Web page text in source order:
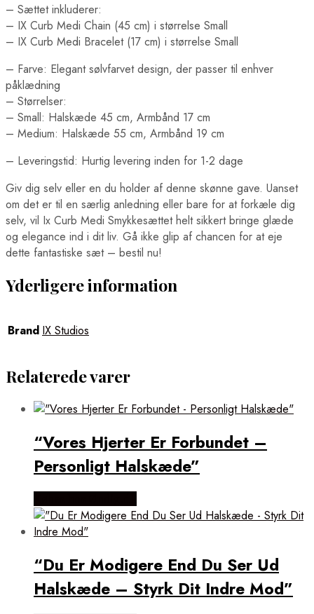
– Sættet inkluderer:
– IX Curb Medi Chain (45 cm) i størrelse Small
– IX Curb Medi Bracelet (17 cm) i størrelse Small
– Farve: Elegant sølvfarvet design, der passer til enhver
påklædning
– Størrelser:
– Small: Halskæde 45 cm, Armbånd 17 cm
– Medium: Halskæde 55 cm, Armbånd 19 cm
– Leveringstid: Hurtig levering inden for 1-2 dage
Giv dig selv eller en du holder af denne skønne gave. Uanset
om det er til en særlig anledning eller bare for at forkæle dig
selv, vil Ix Curb Medi Smykkesættet helt sikkert bringe glæde
og elegance ind i dit liv. Gå ikke glip af chancen for at eje
dette fantastiske sæt – bestil nu!
Yderligere information
Brand IX Studios
Relaterede varer
“Vores Hjerter Er Forbundet –
Personligt Halskæde”
“Du Er Modigere End Du Ser Ud
Halskæde – Styrk Dit Indre Mod”